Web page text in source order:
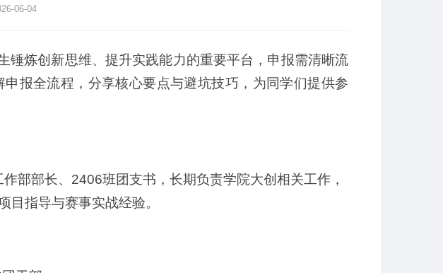
06-04
锤炼创新思维、提升实践能力的重要平台，申报需清晰流
报全流程，分享核心要点与避坑技巧，为同学们提供参
部部长、2406班团支书，长期负责学院大创相关工作，
目指导与赛事实战经验。